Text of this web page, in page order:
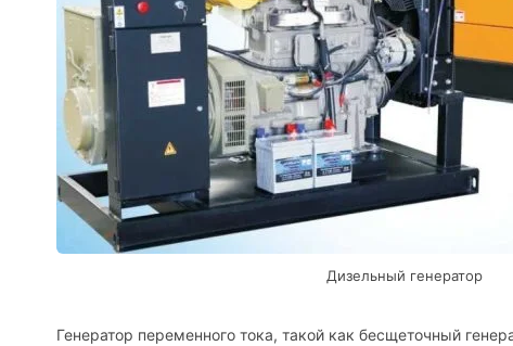
Дизельный генератор
Генератор переменного тока, такой как бесщеточный